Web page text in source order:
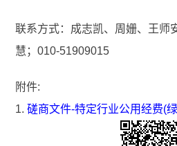
联系方式：成志凯、周姗、王师
慧；010-51909015
附件:
1.磋商文件-特定行业公用经费(